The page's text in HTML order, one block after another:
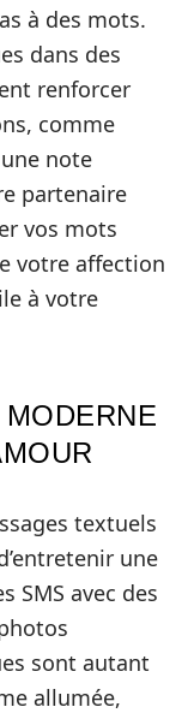
à des mots.
dans des
renforcer
comme
note
partenaire
vos mots
votre affection
à votre
textuels
une
SMS avec des
sont autant
allumée,